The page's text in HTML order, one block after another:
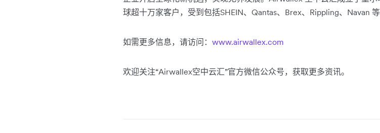
球超十万家客户，受到包括SHEIN、Qantas、Brex、Rippling、Navan
如需更多信息，请访问： www.airwallex.com
欢迎关注“Airwallex空中云汇”官方微信公众号，获取更多资讯。